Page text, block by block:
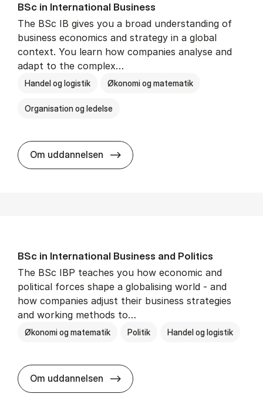
BSc in In­ter­na­tion­al Busi­ness
The BSc IB gives you a broad understanding of
business economics and strategy in a global
context. You learn how companies analyse and
adapt to the complex…
Handel og logistik Økonomi og matematik
Organisation og ledelse
Om uddannelsen BSc in In­ter­na­tion­al Busi­ness
BSc in In­ter­na­tion­al Busi­ness and Polit­ics
The BSc IBP teaches you how economic and
political forces shape a globalising world - and
how companies adjust their business strategies
and working methods to…
Økonomi og matematik Politik Handel og logistik
Om uddannelsen BSc in In­ter­na­tion­al Busi­ness